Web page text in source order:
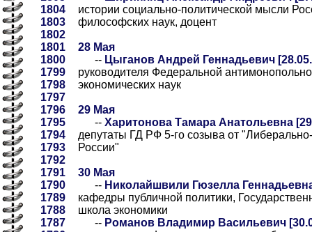
1804
1803
1802
1801
1800
1799
1798
1797
1796
1795
1794
1793
1792
1791
1790
1789
1788
1787
истории социально-политической мысли
философских наук, доцент
28 Мая
-- Цыганов Андрей Геннадьевич
руководителя Федеральной
экономических наук
29 Мая
-- Харитонова Тамара Анатольевна
депутаты ГД РФ 5-го созыва от
России"
30 Мая
-- Николайшвили Гюзелла
кафедры публичной политики,
школа экономики
-- Романов Владимир Васильевич